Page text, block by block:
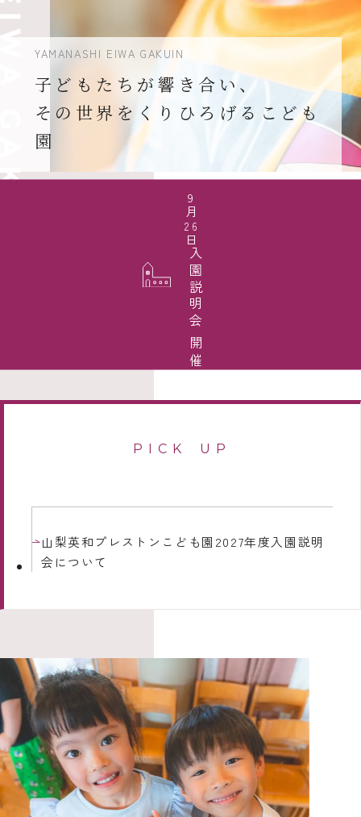
YAMANASHI EIWA GAKUIN
子どもたちが響き合い、
その世界をくりひろげるこども
園
9
月
26
日
入園説明会 開催
PICK UP
山梨英和プレストンこども園2027年度入園説明
会について